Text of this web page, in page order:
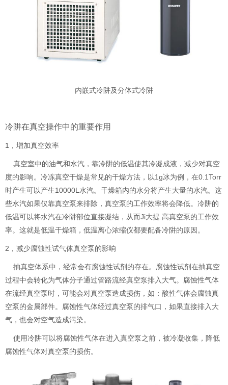
内嵌式冷阱及分体式冷阱
冷阱在真空操作中的重要作用
1，增加真空效率
真空室中的油气和水汽，靠冷阱的低温使其冷凝成液，减少对真空
度的影响。冷冻真空干燥是常见的干燥方法，以1g冰为例，在0.1Torr
时产生可以产生10000L水汽。干燥箱内的水分将产生大量的水汽。这
些水汽如果仅靠真空泵来排除，真空泵的工作效率将会降低。冷阱的
低温可以将水汽在冷阱部位直接凝结，从而Ji大提.高真空泵的工作效
率。这就是低温干燥箱，低温离心浓缩仪都要配备冷阱的原因。
2，减少腐蚀性试气体真空泵的影响
抽真空体系中，经常会有腐蚀性试剂的存在。腐蚀性试剂在抽真空
过程中会转化为气体分子通过管路流经真空泵排入大气。腐蚀性气体
在流经真空泵时，可能会对真空泵造成损伤，如：酸性气体会腐蚀真
空泵的金属部件。腐蚀性气体经过真空泵的排气口，如果直接排入大
气，也会对空气造成污染。
使用冷阱可以将腐蚀性气体在进入真空泵之前，被冷凝收集，降低
腐蚀性气体对真空泵的损伤。